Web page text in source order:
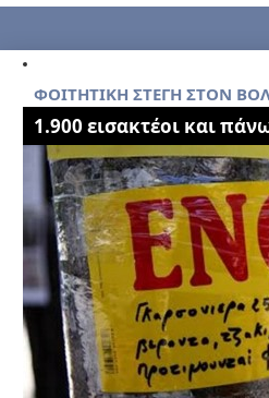
ΦΟΙΤΗΤΙΚΗ ΣΤΕΓΗ ΣΤΟΝ
1.900 εισακτέοι και